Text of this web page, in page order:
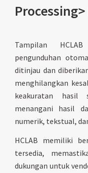
Tampilan
pengunduhan
ditinjau dan
menghilangkan
keakuratan hasil
menangani hasil
numerik, tekstual,
HCLAB memiliki
tersedia,
dukungan untuk